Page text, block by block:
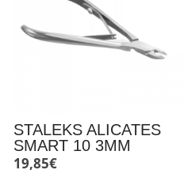
STALEKS ALICATES
SMART 10 3MM
19,85€